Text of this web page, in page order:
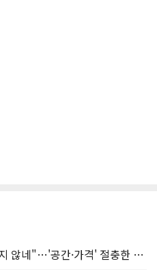
[시승기] "하이리무진 부럽지 않네"…'공간·가격' 절충한 카니발 하이루프